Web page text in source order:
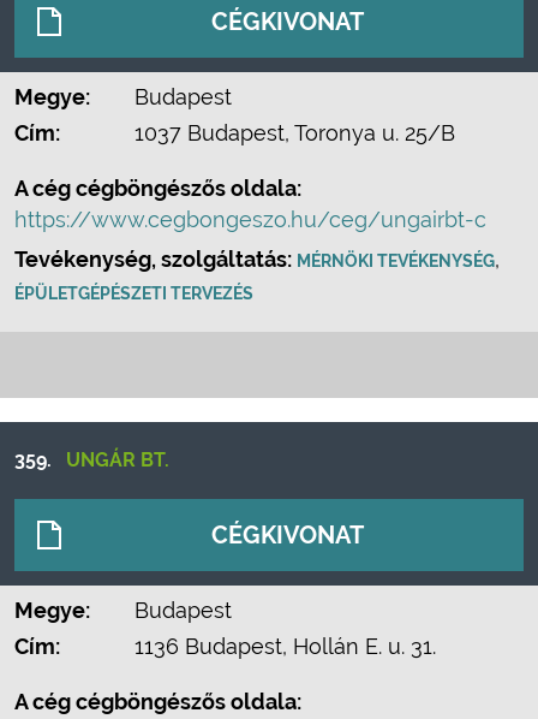
CÉGKIVONAT
Megye:
Budapest
Cím:
1037 Budapest, Toronya u. 25/B
A cég cégböngészős oldala:
https://www.cegbongeszo.hu/ceg/ungairbt-c
Tevékenység, szolgáltatás: MÉRNÖKI TEVÉKENYSÉG,
ÉPÜLETGÉPÉSZETI TERVEZÉS
359. UNGÁR BT.
CÉGKIVONAT
Megye:
Budapest
Cím:
1136 Budapest, Hollán E. u. 31.
A cég cégböngészős oldala: